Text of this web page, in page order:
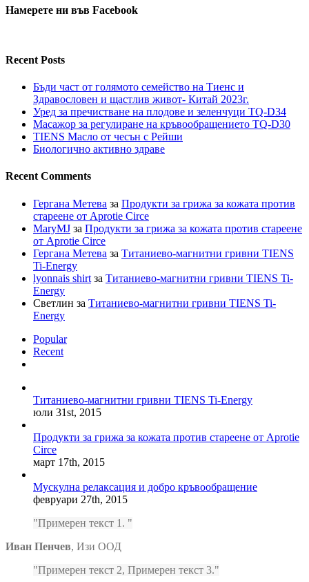
Намерете ни във Facebook
Recent Posts
Бъди част от голямото семейство на Тиенс и
Здравословен и щастлив живот- Китай 2023г.
Уред за пречистване на плодове и зеленчуци TQ-D34
Масажор за регулиране на кръвообращението TQ-D30
TIENS Масло от чесън с Рейши
Биологично активно здраве
Recent Comments
Гергана Метева за Продукти за грижа за кожата против
стареене от Aprotie Circe
MaryMJ за Продукти за грижа за кожата против стареене
от Aprotie Circe
Гергана Метева за Титаниево-магнитни гривни TIENS
Ti-Energy
lyonnais shirt за Титаниево-магнитни гривни TIENS Ti-
Energy
Светлин за Титаниево-магнитни гривни TIENS Ti-
Energy
Popular
Recent
Титаниево-магнитни гривни TIENS Ti-Energy
юли 31st, 2015
Продукти за грижа за кожата против стареене от Aprotie
Circe
март 17th, 2015
Мускулна релаксация и добро кръвообращение
февруари 27th, 2015
Примерен текст 1.
Иван Пенчев, Изи ООД
Примерен текст 2, Примерен текст 3.